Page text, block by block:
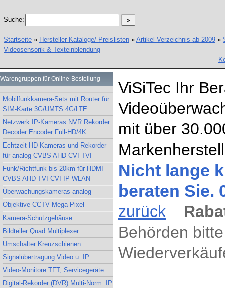
Suche:
Startseite » Hersteller-Kataloge/-Preislisten » Artikel-Verzeichnis ab 2009 »
Videosensorik & Texteinblendung
Warengruppen für Online-Bestellung
Mobilfunkkamera-Sets mit Router für
SIM-Karte 3G/UMTS 4G/LTE
Netzwerk IP-Kameras NVR Rekorder
Decoder Encoder Full-HD/4K
Echtzeit HD-Kameras und Rekorder
für analog CVBS AHD CVI TVI
Funk/Richtfunk bis 20km für HDMI
CVBS AHD TVI CVI IP WLAN
Überwachungskameras analog
Objektive CCTV Mega-Pixel
Kamera-Schutzgehäuse
Bildteiler Quad Multiplexer
Umschalter Kreuzschienen
Signalübertragung Video u. IP
Video-Monitore TFT, Servicegeräte
Digital-Rekorder (DVR) Multi-Norm: IP
ViSiTec Ihr
mit über
Nicht lange
beraten Sie.
zurück
Behörden